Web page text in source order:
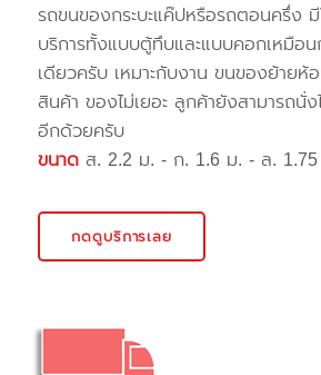
รถขนของกระบะแค๊ปหรือรถตอนครึ่ง มี
บริการทั้งแบบตู้ทึบและแบบคอกเหมือน
เดียวครับ เหมาะกับงาน ขนของย้าย
สินค้า ของไม่เยอะ ลูกค้ายังสามารถนั่
อีกด้วยครับ
ขนาด ส. 2.2 ม. - ก. 1.6 ม. - ล.
กดดูบริการเลย